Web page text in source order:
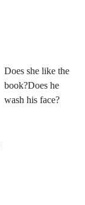
Does she like the
book?Does he
wash his face?